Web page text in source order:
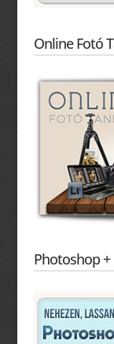
Online Fotó
Photoshop